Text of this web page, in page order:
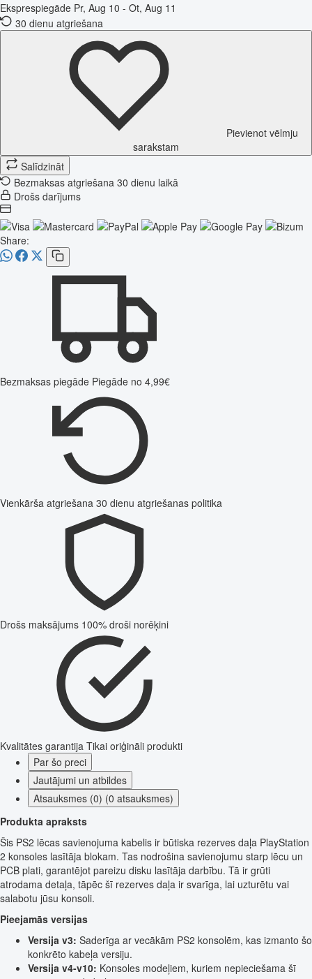
Eksprespiegāde Pr, Aug 10 - Ot, Aug 11
30 dienu atgriešana
Pievienot vēlmju
sarakstam
Salīdzināt
Bezmaksas atgriešana 30 dienu laikā
Drošs darījums
Share:
Bezmaksas piegāde Piegāde no 4,99€
Vienkārša atgriešana 30 dienu atgriešanas politika
Drošs maksājums 100% droši norēķini
Kvalitātes garantija Tikai oriģināli produkti
Par šo preci
Jautājumi un atbildes
Atsauksmes (0) (0 atsauksmes)
Produkta apraksts
Šis PS2 lēcas savienojuma kabelis ir būtiska rezerves daļa PlayStation
2 konsoles lasītāja blokam. Tas nodrošina savienojumu starp lēcu un
PCB plati, garantējot pareizu disku lasītāja darbību. Tā ir grūti
atrodama detaļa, tāpēc šī rezerves daļa ir svarīga, lai uzturētu vai
salabotu jūsu konsoli.
Pieejamās versijas
Versija v3: Saderīga ar vecākām PS2 konsolēm, kas izmanto šo
konkrēto kabeļa versiju.
Versija v4-v10: Konsoles modeļiem, kuriem nepieciešama šī